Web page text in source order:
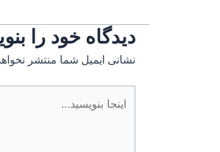
دیدگاه‌ خود را
نشانی ایمیل شما منتشر
بنویسید…